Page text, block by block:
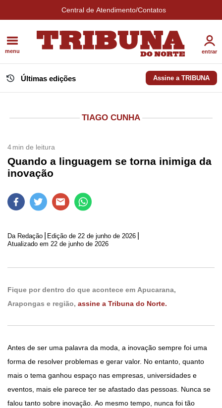
Central de Atendimento/Contatos
menu entrar
Últimas edições Assine a TRIBUNA
TIAGO CUNHA
4min de leitura
Quando a linguagem se torna inimiga da
inovação
Da Redação Edição de 22 de junho de 2026
Atualizado em 22 de junho de 2026
Fique por dentro do que acontece em Apucarana,
Arapongas e região, assine a Tribuna do Norte.
Antes de ser uma palavra da moda, a inovação sempre foi uma
forma de resolver problemas e gerar valor. No entanto, quanto
mais o tema ganhou espaço nas empresas, universidades e
eventos, mais ele parece ter se afastado das pessoas. Nunca se
falou tanto sobre inovação. Ao mesmo tempo, nunca foi tão